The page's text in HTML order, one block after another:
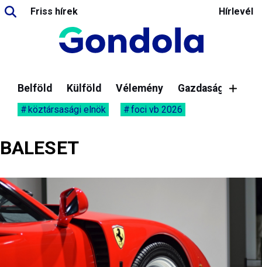
Friss hírek Hírlevél
Belföld Külföld Vélemény Gazdaság
köztársasági elnök foci vb 2026
BALESET